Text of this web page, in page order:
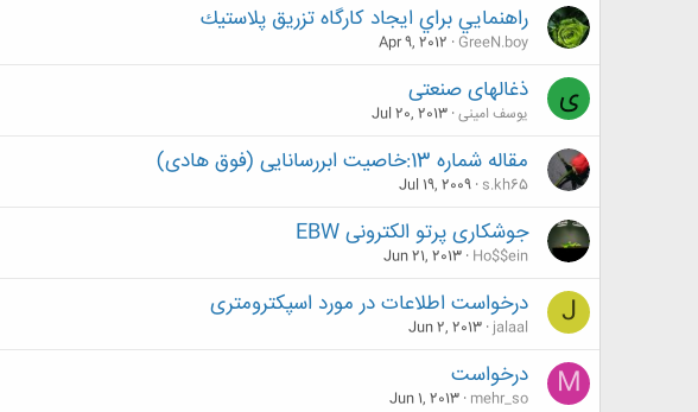
راهنمايي براي ايجاد كارگاه تزريق پلاستيك
GreeN.boy
Apr 9, 2012
ی ذغالهای صنعتی
یوسف امینی Jul 20, 2013
مقاله شماره 13:خاصیت ابررسانایی (فوق هادی)
s.kh65
Jul 19, 2009
جوشکاری پرتو الکترونی EBW
Ho$$ein
Jun 21, 2013
J درخواست اطلاعات در مورد اسپکترومتری
jalaal
Jun 2, 2013
M درخواست
mehr_so
Jun 1, 2013